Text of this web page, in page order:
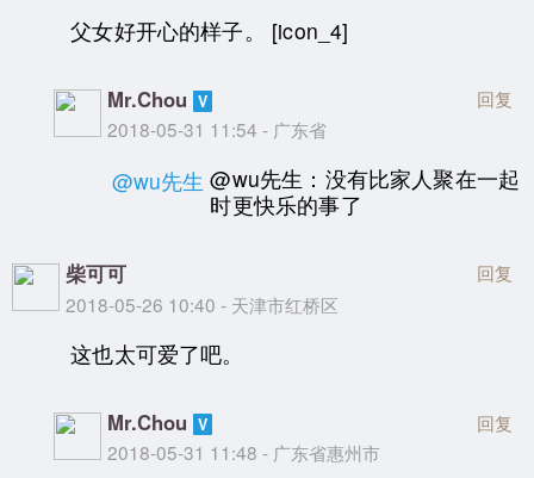
父女好开心的样子。 [icon_4]
Mr.Chou
2018-05-31 11:54 - 广东省
回复
@wu先生 @wu先生：没有比家人聚在一起
时更快乐的事了
柴可可
2018-05-26 10:40 - 天津市红桥区
回复
这也太可爱了吧。
Mr.Chou
2018-05-31 11:48 - 广东省惠州市
回复